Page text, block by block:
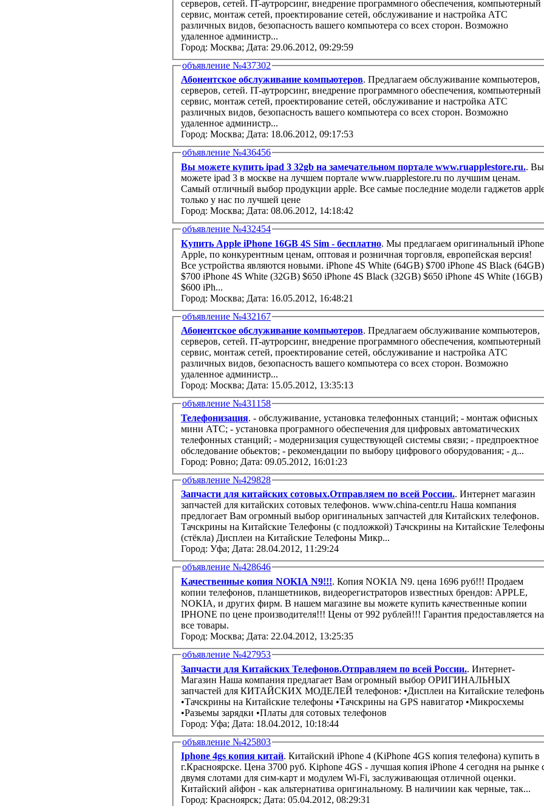
серверов, сетей. IT-аутрорсинг, внедрение программного обеспечения, компьютерный
сервис, монтаж сетей, проектирование сетей, обслуживание и настройка АТС
различных видов, безопасность вашего компьютера со всех сторон. Возможно
удаленное администр...
Город: Москва; Дата: 29.06.2012, 09:29:59
объявление №437302
Абонентское обслуживание компьютеров. Предлагаем обслуживание компьютеров,
серверов, сетей. IT-аутрорсинг, внедрение программного обеспечения, компьютерный
сервис, монтаж сетей, проектирование сетей, обслуживание и настройка АТС
различных видов, безопасность вашего компьютера со всех сторон. Возможно
удаленное администр...
Город: Москва; Дата: 18.06.2012, 09:17:53
объявление №436456
Вы можете купить ipad 3 32gb на замечательном портале www.ruapplestore.ru.. Вы
можете ipad 3 в москве на лучшем портале www.ruapplestore.ru по лучшим ценам.
Самый отличный выбор продукции apple. Все самые последние модели гаджетов
только у нас по лучшей цене
Город: Москва; Дата: 08.06.2012, 14:18:42
объявление №432454
Купить Apple iPhone 16GB 4S Sim - бесплатно. Мы предлагаем­ оригинальн­ый iPhone
Apple, по конкурентн­ым ценам, оптовая и розничная торговля, европейска­я версия!
Все устройства­ являются новыми. iPhone 4S White (64GB) $700 iPhone 4S Black (64GB)
$700 iPhone 4S White (32GB) $650 iPhone 4S Black (32GB) $650 iPhone 4S White (16GB)
$600 iPh...
Город: Москва; Дата: 16.05.2012, 16:48:21
объявление №432167
Абонентское обслуживание компьютеров. Предлагаем обслуживание компьютеров,
серверов, сетей. IT-аутрорсинг, внедрение программного обеспечения, компьютерный
сервис, монтаж сетей, проектирование сетей, обслуживание и настройка АТС
различных видов, безопасность вашего компьютера со всех сторон. Возможно
удаленное администр...
Город: Москва; Дата: 15.05.2012, 13:35:13
объявление №431158
Телефонизация. - обслуживание, установка телефонных станций; - монтаж офисных
мини АТС; - установка програмного обеспечения для цифровых автоматических
телефонных станций; - модернизация существующей системы связи; - предпроектное
обследование обьектов; - рекомендации по выбору цифрового оборудования; - д...
Город: Ровно; Дата: 09.05.2012, 16:01:23
объявление №429828
Запчасти для китайских сотовых.Отправляем по всей России.. Интернет магазин
запчастей для китайских сотовых телефонов. www.china-centr.ru Наша компания
предлогает Вам огромный выбор оригинальных запчастей для Китайских телефонов.
Тачскрины на Китайские Телефоны (с подложкой) Тачскрины на Китайские Телефоны
(стёкла) Дисплеи на Китайские Телефоны Микр...
Город: Уфа; Дата: 28.04.2012, 11:29:24
объявление №428646
Качественные копия NOKIA N9!!!. Копия NOKIA N9. цена 1696 руб!!! Продаем
копии телефонов, планшетников, видеорегистраторов известных брендов: APPLE,
NOKIA, и других фирм. В нашем магазине вы можете купить качественные копии
IPHONE по цене производителя!!! Цены от 992 рублей!!! Гарантия предоставляется на
все товары.
Город: Москва; Дата: 22.04.2012, 13:25:35
объявление №427953
Запчасти для Китайских Телефонов.Отправляем по всей России.. Интернет-
Магазин Наша компания предлагает Вам огромный выбор ОРИГИНАЛЬНЫХ
запчастей для КИТАЙСКИХ МОДЕЛЕЙ телефонов: •Дисплеи на Китайские
•Тачскрины на Китайские телефоны •Тачскрины на GPS навигатор •Микросхемы
•Разьемы зарядки •Платы для сотовых телефонов
Город: Уфа; Дата: 18.04.2012, 10:18:44
объявление №425803
Iphone 4gs копия китай. Китайский iPhone 4 (KiPhone 4GS копия телефона) купить в
г.Красноярске. Цена 3700 руб. Kiphone 4GS - лучшая копия iPhone 4 сегодня на рынке с
двумя слотами для сим-карт и модулем Wi-Fi, заслуживающая отличной оценки.
Китайский айфон - как альтернатива оригинальному. В наличиии как черные, так...
Город: Красноярск; Дата: 05.04.2012, 08:29:31